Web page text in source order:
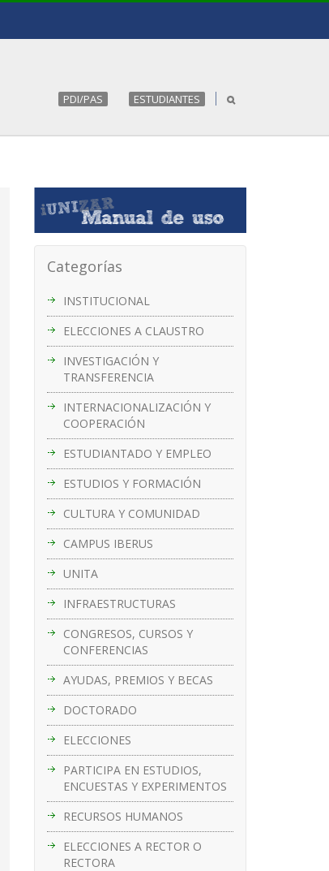
PDI/PAS ESTUDIANTES
Categorías
INSTITUCIONAL
ELECCIONES A CLAUSTRO
INVESTIGACIÓN Y
TRANSFERENCIA
INTERNACIONALIZACIÓN Y
COOPERACIÓN
ESTUDIANTADO Y EMPLEO
ESTUDIOS Y FORMACIÓN
CULTURA Y COMUNIDAD
CAMPUS IBERUS
UNITA
INFRAESTRUCTURAS
CONGRESOS, CURSOS Y
CONFERENCIAS
AYUDAS, PREMIOS Y BECAS
DOCTORADO
ELECCIONES
PARTICIPA EN ESTUDIOS,
ENCUESTAS Y EXPERIMENTOS
RECURSOS HUMANOS
ELECCIONES A RECTOR O
RECTORA